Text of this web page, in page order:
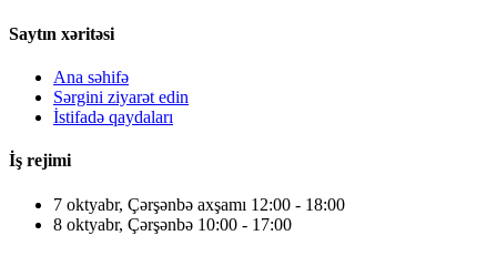
Saytın xəritəsi
Ana səhifə
Sərgini ziyarət edin
İstifadə qaydaları
İş rejimi
7 oktyabr, Çərşənbə axşamı 12:00 - 18:00
8 oktyabr, Çərşənbə 10:00 - 17:00